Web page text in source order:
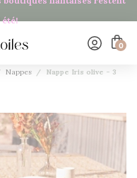
 0
Nappes
Nappe Iris olive - 3